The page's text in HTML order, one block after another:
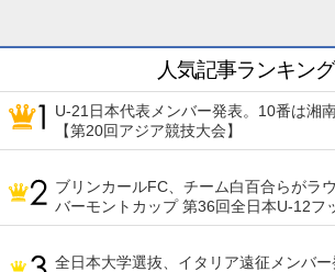
人気記事ランキング
U-21日本代表メンバー発表。10番は湘
【第20回アジア競技大会】
ブリンカールFC、チーム白百合らがラ
バーモントカップ 第36回全日本U-12フ
全日本大学選抜、イタリア遠征メンバー